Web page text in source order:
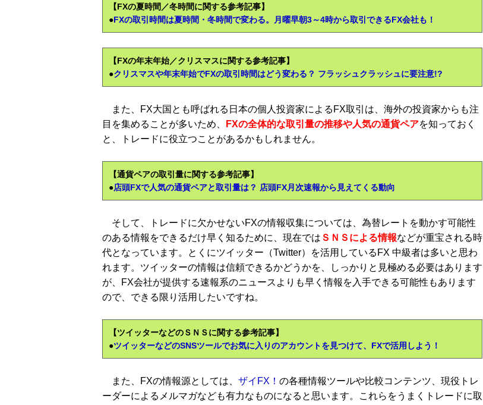
【FXの夏時間／冬時間に関する参考記事】
●FXの取引時間は夏時間・冬時間で変わる。月曜早朝3～4時から取引できるFX会社も！
【FXの年末年始／クリスマスに関する参考記事】
●クリスマスや年末年始でFXの取引時間はどう変わる？ フラッシュクラッシュに要注意!?
また、FX大国とも呼ばれる日本の個人投資家によるFX取引は、海外の投資家からも注
目を集めることが多いため、
FXの全体的な取引量の推移や人気の通貨ペアを知っておく
と、トレードに役立つことがあるかもしれません。
【通貨ペアの取引量に関する参考記事】
●店頭FXで人気の通貨ペアと取引量は？ 店頭FX月次速報から見えてくる動向
そして、トレードに欠かせないFXの情報収集については、為替レートを動かす可能性
のある情報をできるだけ早く知るために、現在では ＳＮＳによる情報などが重宝される時
代となっています。とくにツイッター（Twitter）を活用しているFX 中級者は多いと思わ
れます。ツイッターの情報は信頼できるかどうかを、しっかりと見極める必要はあります
が、FX会社が提供する速報系のニュースよりも早く情報を入手できる可能性もあります
ので、できる限り活用したいですね。
【ツイッターなどのＳＮＳに関する参考記事】
●ツイッターなどのSNSツールでお気に入りのアカウントを見つけて、FXで活用しよう！
また、FXの情報源としては、 ザイFX！ の各種情報ツールや比較コンテンツ、現役トレ
ーダーによるメルマガなども有力なものになると思います。これらをうまくトレードに取